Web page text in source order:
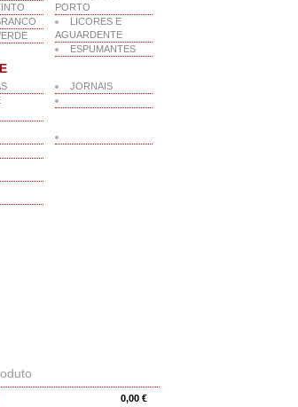
PORTO
LICORES E
AGUARDENTE
ESPUMANTES
JORNAIS
0,00 €